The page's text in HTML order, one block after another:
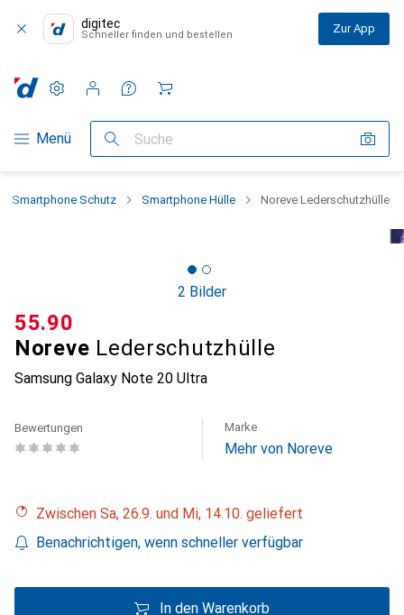
digitec
Schneller finden und bestellen Zur App
Navigation nach Kategorien
Menü Suche
Einstellungen
Kundenkonto
Vergleichslisten
Merklisten
Warenkorb
Smartphone Schutz Smartphone Hülle Noreve Lederschutzhülle
2 Bilder
Noreve Lederschutzhülle
Samsung Galaxy Note 20 Ultra
CHF
55.90
Bewertungen Marke
Mehr von Noreve
Zwischen Sa, 26.9. und Mi, 14.10. geliefert
Benachrichtigen, wenn schneller verfügbar
In den Warenkorb